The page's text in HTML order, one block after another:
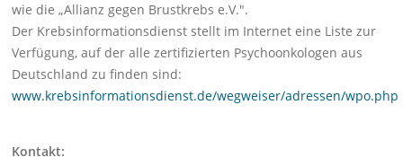
wie die „Allianz gegen Brustkrebs e.V.".
Der Krebsinformationsdienst stellt im Internet eine Liste zur
Verfügung, auf der alle zertifizierten Psychoonkologen aus
Deutschland zu finden sind:
www.krebsinformationsdienst.de/wegweiser/adressen/wpo.php
Kontakt: